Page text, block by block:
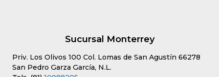
Sucursal Monterrey
Priv. Los Olivos 100 Col. Lomas de San Agustín 66278
San Pedro Garza García, N.L.